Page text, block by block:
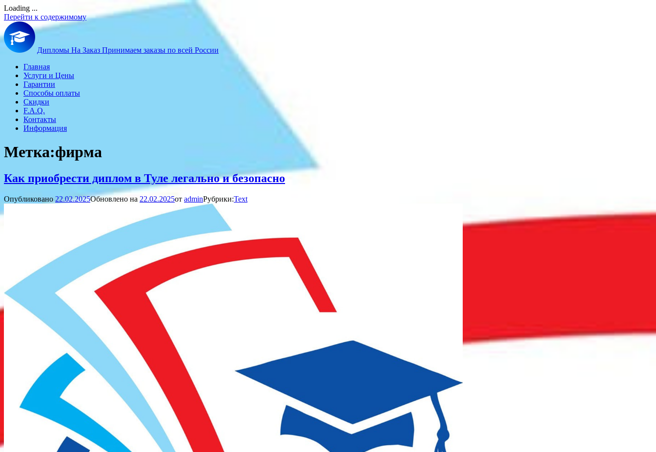
Loading ...
Перейти к содержимому
Дипломы На Заказ Принимаем заказы по всей России
Главная
Услуги и Цены
Гарантии
Способы оплаты
Скидки
F.A.Q.
Контакты
Информация
Метка:фирма
Как приобрести диплом в Туле легально и безопасно
Опубликовано 22.02.2025Обновлено на 22.02.2025от adminРубрики:Text